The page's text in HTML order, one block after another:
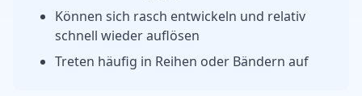
Können sich rasch entwickeln und relativ
schnell wieder auflösen
Treten häufig in Reihen oder Bändern auf